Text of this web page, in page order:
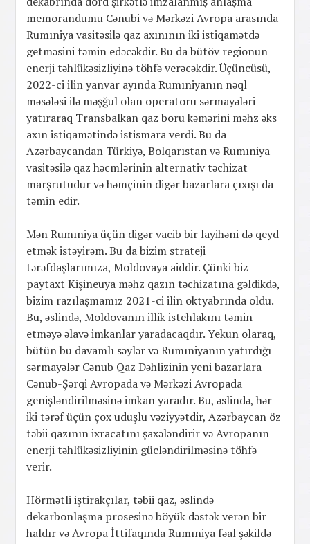
memorandumu Cənubi və Mərkəzi Avropa arasında
Rumıniya vasitəsilə qaz axınının iki istiqamətdə
getməsini təmin edəcəkdir. Bu da bütöv regionun
enerji təhlükəsizliyinə töhfə verəcəkdir. Üçüncüsü,
2022-ci ilin yanvar ayında Rumıniyanın nəql
məsələsi ilə məşğul olan operatoru sərmayələri
yatıraraq Transbalkan qaz boru kəmərini məhz əks
axın istiqamətində istismara verdi. Bu da
Azərbaycandan Türkiyə, Bolqarıstan və Rumıniya
vasitəsilə qaz həcmlərinin alternativ təchizat
marşrutudur və həmçinin digər bazarlara çıxışı da
təmin edir.
Mən Rumıniya üçün digər vacib bir layihəni də qeyd
etmək istəyirəm. Bu da bizim strateji
tərəfdaşlarımıza, Moldovaya aiddir. Çünki biz
paytaxt Kişineuya məhz qazın təchizatına gəldikdə,
bizim razılaşmamız 2021-ci ilin oktyabrında oldu.
Bu, əslində, Moldovanın illik istehlakını təmin
etməyə əlavə imkanlar yaradacaqdır. Yekun olaraq,
bütün bu davamlı səylər və Rumıniyanın yatırdığı
sərmayələr Cənub Qaz Dəhlizinin yeni bazarlara-
Cənub-Şərqi Avropada və Mərkəzi Avropada
genişləndirilməsinə imkan yaradır. Bu, əslində, hər
iki tərəf üçün çox uduşlu vəziyyətdir, Azərbaycan öz
təbii qazının ixracatını şaxələndirir və Avropanın
enerji təhlükəsizliyinin gücləndirilməsinə töhfə
verir.
Hörmətli iştirakçılar, təbii qaz, əslində
dekarbonlaşma prosesinə böyük dəstək verən bir
haldır və Avropa İttifaqında Rumıniya fəal şəkildə